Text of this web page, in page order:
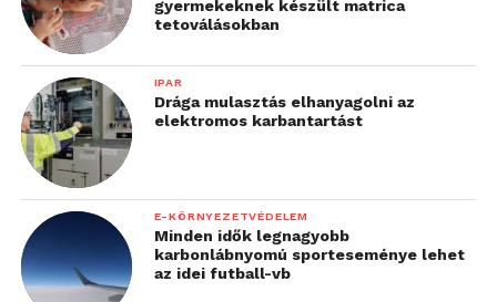
gyermekeknek készült matrica
tetoválásokban
IPAR
Drága mulasztás elhanyagolni az
elektromos karbantartást
E-KÖRNYEZETVÉDELEM
Minden idők legnagyobb
karbonlábnyomú sporteseménye lehet
az idei futball-vb